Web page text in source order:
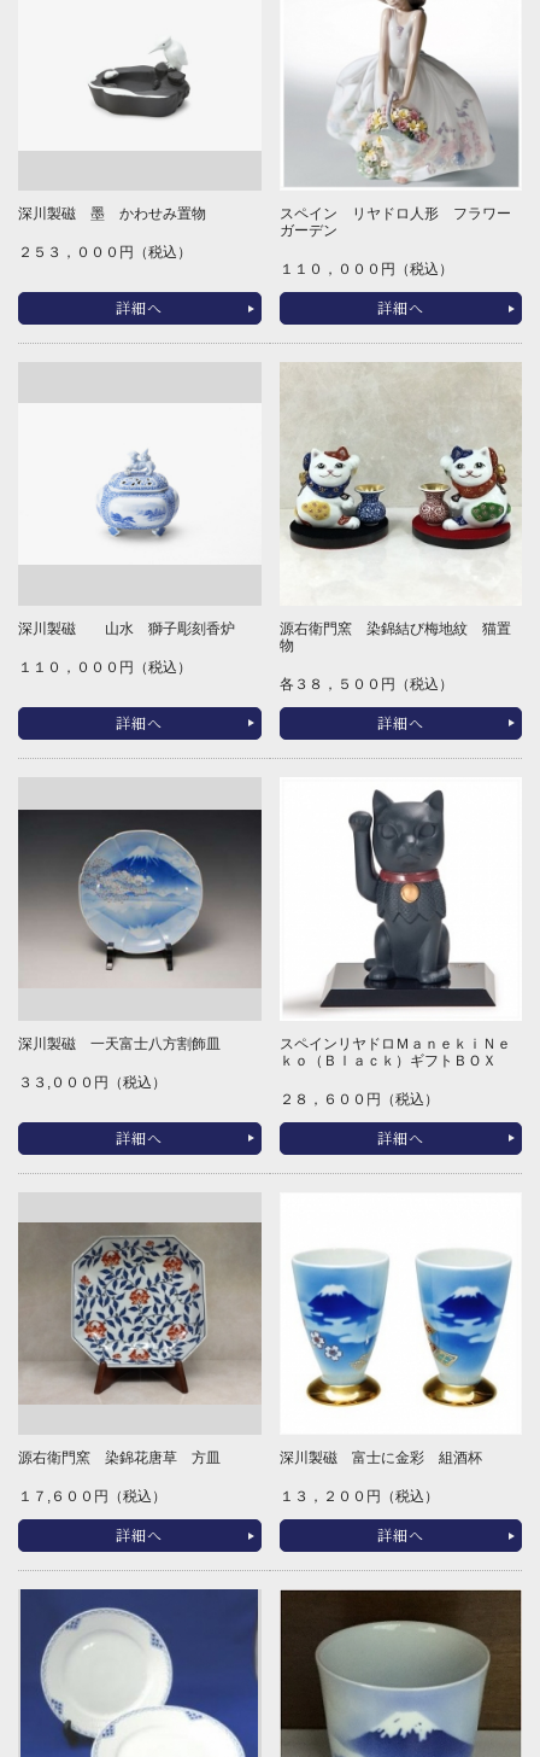
深川製磁 墨 かわせみ置物
２５３，０００円（税込）
詳細へ
スペイン リヤドロ人形 フラワー
ガーデン
１１０，０００円（税込）
詳細へ
深川製磁 山水 獅子彫刻香炉
１１０，０００円（税込）
詳細へ
源右衛門窯 染錦結び梅地紋 猫置
物
各３８，５００円（税込）
詳細へ
深川製磁 一天富士八方割飾皿
３３,０００円（税込）
詳細へ
スペインリヤドロＭａｎｅｋｉＮｅ
ｋｏ（Ｂｌａｃｋ）ギフトＢＯＸ
２８，６００円（税込）
詳細へ
源右衛門窯 染錦花唐草 方皿
１７,６００円（税込）
詳細へ
深川製磁 富士に金彩 組酒杯
１３，２００円（税込）
詳細へ